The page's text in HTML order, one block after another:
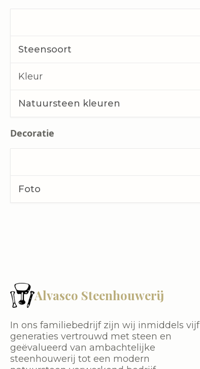
Steensoort
Kleur
Natuursteen kleuren
Decoratie
Foto
Alvasco Steenhouwerij
In ons familiebedrijf zijn wij inmiddels vijf
generaties vertrouwd met steen en
geëvalueerd van ambachtelijke
steenhouwerij tot een modern